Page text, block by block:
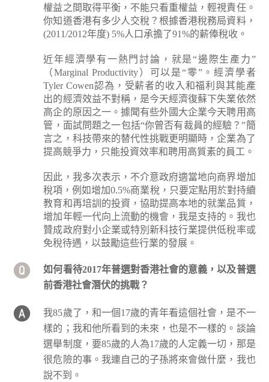
權益之間取得平衡，不能只看重權益，輕視責任。
你知道香港有多少人交稅？根據香港稅務局資料，
(2011/2012年度) 5%人口承擔了91%的薪俸稅收。
近年經濟學有一熱門討論，就是“邊際生產力”
（Marginal Productivity）可以是“零”。經濟學者
Tyler Cowen認為，受薪者的收入和福利與其能產
出的經濟效益不對稱，是今天經濟復蘇下失業依然
高企的原因之一。據聞有些外國大企業今天聘用高
管，面試問題之一包括“你曾否有裁員的經驗？”簡
言之，科技帶來的替代性挑戰更明顯時，企業為了
提高競爭力，只能投資效率和聘用高質素的員工。
因此，我多次表示，不介意政府適當地向商界增加
稅項，例如增加0.5%商業稅，只要定點用於對持續
教育和再培訓的投資，協助提高本地的就業品質，
增加年輕一代向上流動的機會，我是支持的。我也
贊成政府對小企業或特別新科技行業提供低稅率或
免稅待遇，以鼓勵這些行業的發展。
如何看待2017年普選對香港社會的意義，以及普選
前香港社會潛伏的挑戰？
我85歲了，和一個17歲的青年看這個社會，是不一
樣的；我和他所看到的未來，也是不一樣的。談論
選舉制度，要85歲的人為17歲的人定義一切，那是
很危險的事。我連自己的子孫將來會做什麼，我也
說不到。